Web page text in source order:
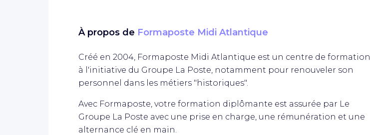
À propos de Formaposte Midi Atlantique
Créé en 2004, Formaposte Midi Atlantique est un centre de formation
à l'initiative du Groupe La Poste, notamment pour renouveler son
personnel dans les métiers "historiques".
Avec Formaposte, votre formation diplômante est assurée par Le
Groupe La Poste avec une prise en charge, une rémunération et une
alternance clé en main.